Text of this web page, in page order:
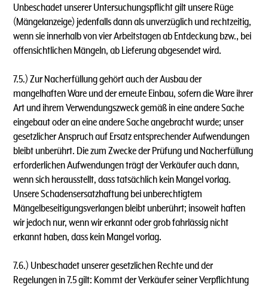
Unbeschadet unserer Untersuchungspflicht gilt unsere Rüge
(Mängelanzeige) jedenfalls dann als unverzüglich und rechtzeitig,
wenn sie innerhalb von vier Arbeitstagen ab Entdeckung bzw., bei
offensichtlichen Mängeln, ab Lieferung abgesendet wird.
7.5.) Zur Nacherfüllung gehört auch der Ausbau der
mangelhaften Ware und der erneute Einbau, sofern die Ware ihrer
Art und ihrem Verwendungszweck gemäß in eine andere Sache
eingebaut oder an eine andere Sache angebracht wurde; unser
gesetzlicher Anspruch auf Ersatz entsprechender Aufwendungen
bleibt unberührt. Die zum Zwecke der Prüfung und Nacherfüllung
erforderlichen Aufwendungen trägt der Verkäufer auch dann,
wenn sich herausstellt, dass tatsächlich kein Mangel vorlag.
Unsere Schadensersatzhaftung bei unberechtigtem
Mängelbeseitigungsverlangen bleibt unberührt; insoweit haften
wir jedoch nur, wenn wir erkannt oder grob fahrlässig nicht
erkannt haben, dass kein Mangel vorlag.
7.6.) Unbeschadet unserer gesetzlichen Rechte und der
Regelungen in 7.5 gilt: Kommt der Verkäufer seiner Verpflichtung